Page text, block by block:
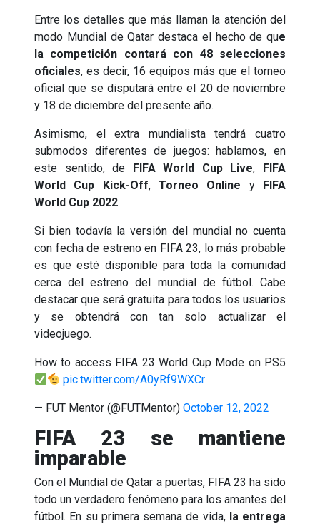
Entre los detalles que más llaman la atención del
modo Mundial de Qatar destaca el hecho de que
la competición contará con 48 selecciones
oficiales, es decir, 16 equipos más que el torneo
oficial que se disputará entre el 20 de noviembre
y 18 de diciembre del presente año.
Asimismo, el extra mundialista tendrá cuatro
submodos diferentes de juegos: hablamos, en
este sentido, de FIFA World Cup Live, FIFA
World Cup Kick-Off,Torneo Online y FIFA
World Cup 2022.
Si bien todavía la versión del mundial no cuenta
con fecha de estreno en FIFA 23, lo más probable
es que esté disponible para toda la comunidad
cerca del estreno del mundial de fútbol. Cabe
destacar que será gratuita para todos los usuarios
y se obtendrá con tan solo actualizar el
videojuego.
How to access FIFA 23 World Cup Mode on PS5
pic.twitter.com/A0yRf9WXCr
— FUT Mentor (@FUTMentor) October 12, 2022
FIFA 23 se mantiene
imparable
Con el Mundial de Qatar a puertas, FIFA 23 ha sido
todo un verdadero fenómeno para los amantes del
fútbol. En su primera semana de vida, la entrega